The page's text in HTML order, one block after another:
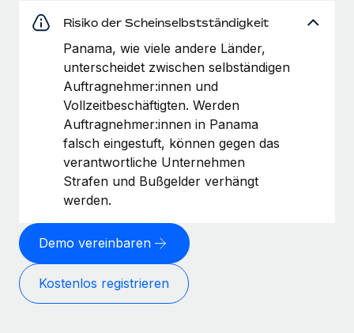
Risiko der Scheinselbstständigkeit
Panama, wie viele andere Länder,
unterscheidet zwischen selbständigen
Auftragnehmer:innen und
Vollzeitbeschäftigten. Werden
Auftragnehmer:innen in Panama
falsch eingestuft, können gegen das
verantwortliche Unternehmen
Strafen und Bußgelder verhängt
werden.
Demo vereinbaren
Kostenlos registrieren